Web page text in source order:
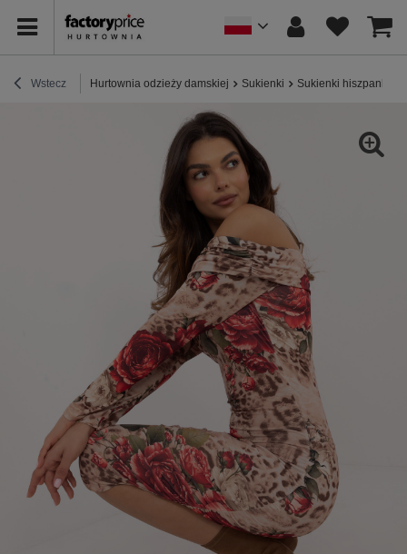
Wstecz Hurtownia odzieży damskiej Sukienki Sukienki hiszpanki